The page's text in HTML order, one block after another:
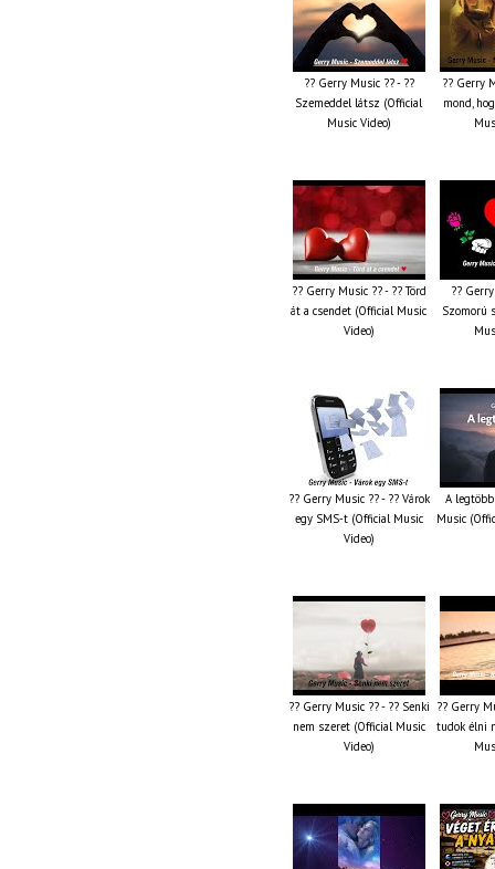
?? Gerry Music ?? - ??
Szemeddel látsz (Official
Music Video)
?? Gerry
mond,
?? Gerry Music ?? - ?? Törd
át a csendet (Official Music
Video)
??
Szomorú
?? Gerry Music ?? - ?? Várok
egy SMS-t (Official Music
Video)
A
Music
?? Gerry Music ?? - ?? Senki
nem szeret (Official Music
Video)
?? Gerry
tudok élni